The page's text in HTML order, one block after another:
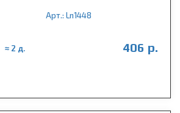
Арт.: Ln1448
≈ 2 д. 406 р.